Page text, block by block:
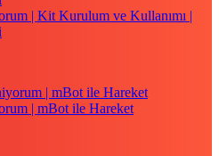
| Kit Kurulum ve Kullanımı |
| mBot ile Hareket